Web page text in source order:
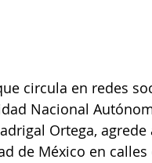
circula en redes
Nacional
Ortega,
de México en